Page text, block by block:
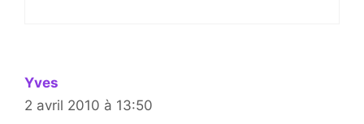
Yves
2 avril 2010 à 13:50